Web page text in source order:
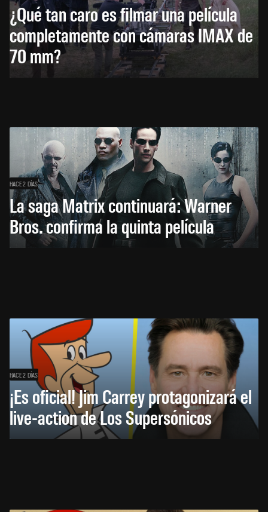
¿Qué tan caro es filmar una película
completamente con cámaras IMAX de
70 mm?
HACE 2 DÍAS
La saga Matrix continuará: Warner
Bros. confirma la quinta película
HACE 2 DÍAS
¡Es oficial! Jim Carrey protagonizará el
live-action de Los Supersónicos